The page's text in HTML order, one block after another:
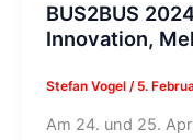
BUS2BUS
Innovation,
Stefan Vogel / 5.
Am 24. und 25.